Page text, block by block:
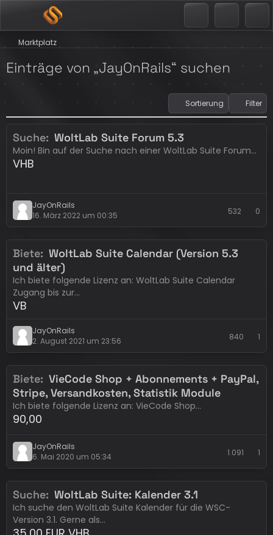
Marktplatz
Einträge von „JayOnRails“ suchen
Sortierung Filter
Erledigt WoltLab
Suche WoltLab Suite Forum 5.3
Moin! Bin auf der Suche nach einer WoltLab Suite Forum…
VHB
JayOnRails
16. März 2022 um 00:35
532 0
Erledigt Lizenzen - Erweiterungen
Biete
WoltLab Suite Calendar (Version 5.3
und älter)
Ich biete folgende Lizenz an: WoltLab Suite Calendar
Zugang bis zur…
VB
JayOnRails
2. August 2021 um 23:56
840 1
Eintrag abgelaufen Lizenzen - Erweiterungen
Biete
VieCode Shop + Abonnements + PayPal,
Stripe, Versandkosten, Statistik Module
Ich biete folgende Lizenz an: VieCode Shop…
90,00
JayOnRails
6. Mai 2020 um 05:34
1.091 1
Erledigt Lizenzen - Erweiterungen
Suche WoltLab Suite: Kalender 3.1
Ich suche den WoltLab Suite Kalender für die WSC-
Version 3.1. Gerne als…